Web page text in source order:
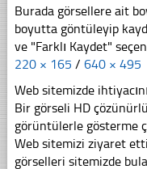
Burada görsellere ait
boyutta göntüleyip
ve "Farklı Kaydet"
220 × 165 / 640 × 495
Web sitemizde
Bir görseli HD
görüntülerle gösterme
Web sitemizi ziyaret
görselleri sitemizde